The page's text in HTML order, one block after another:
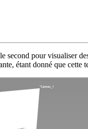
pour visualiser
étant donné que cette